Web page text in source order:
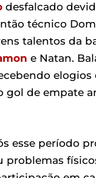
desfalcado
técnico
talentos da
e Natan.
elogios
gol de empate
esse período
problemas